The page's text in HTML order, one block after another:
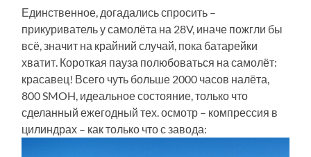
Единственное, догадались спросить –
прикуриватель у самолёта на 28V, иначе пожгли бы
всё, значит на крайний случай, пока батарейки
хватит. Короткая пауза полюбоваться на самолёт:
красавец! Всего чуть больше 2000 часов налёта,
800 SMOH, идеальное состояние, только что
сделанный ежегодный тех. осмотр – компрессия в
цилиндрах – как только что с завода: